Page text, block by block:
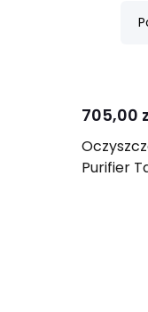
705,00
Purifier